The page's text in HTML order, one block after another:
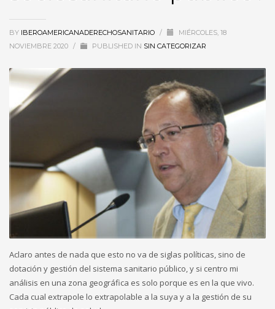
BY IBEROAMERICANADERECHOSANITARIO /
MIÉRCOLES, 18
NOVIEMBRE 2020 / PUBLISHED IN SIN CATEGORIZAR
Aclaro antes de nada que esto no va de siglas políticas, sino de
dotación y gestión del sistema sanitario público, y si centro mi
análisis en una zona geográfica es solo porque es en la que vivo.
Cada cual extrapole lo extrapolable a la suya y a la gestión de su